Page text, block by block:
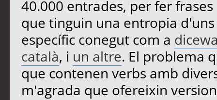
40.000 entrades, per fer
que tinguin una entropia
específic conegut com a
català, i un altre. El problema
que contenen verbs amb
m'agrada que ofereixin